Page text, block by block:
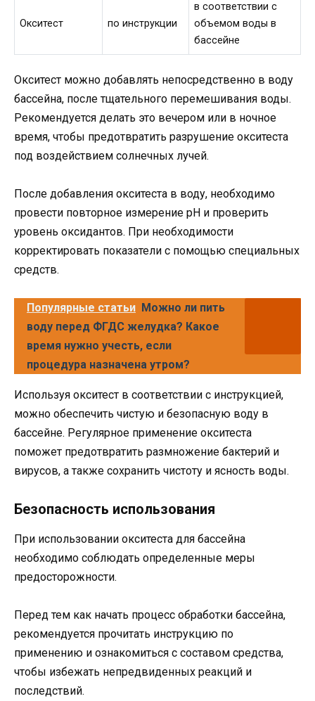
Окситест по инструкции
в соответствии с
объемом воды в
бассейне
Окситест можно добавлять непосредственно в воду
бассейна, после тщательного перемешивания воды.
Рекомендуется делать это вечером или в ночное
время, чтобы предотвратить разрушение окситеста
под воздействием солнечных лучей.
После добавления окситеста в воду, необходимо
провести повторное измерение pH и проверить
уровень оксидантов. При необходимости
корректировать показатели с помощью специальных
средств.
Популярные статьи Можно ли пить
воду перед ФГДС желудка? Какое
время нужно учесть, если
процедура назначена утром?
Используя окситест в соответствии с инструкцией,
можно обеспечить чистую и безопасную воду в
бассейне. Регулярное применение окситеста
поможет предотвратить размножение бактерий и
вирусов, а также сохранить чистоту и ясность воды.
Безопасность использования
При использовании окситеста для бассейна
необходимо соблюдать определенные меры
предосторожности.
Перед тем как начать процесс обработки бассейна,
рекомендуется прочитать инструкцию по
применению и ознакомиться с составом средства,
чтобы избежать непредвиденных реакций и
последствий.